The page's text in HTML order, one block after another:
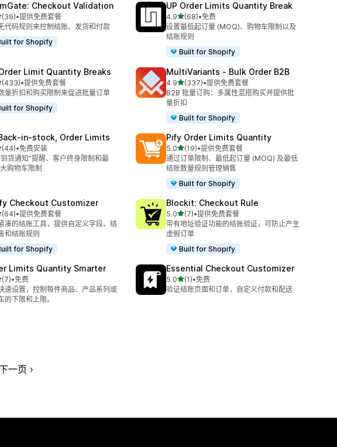
Checkout Validation
（满分 5 星）
(39)条评论
•提供免费套餐
代码规则来控制结账、发货和付款
for Shopify
UP Order Limits Quantity Break
4.9星（满分 5 星）
(68)
总共 68 条评论
•免费
设置最低起订量 (MOQ)、购物车限制以及
结账规则
Built for Shopify
Limit Quantity Breaks
（满分 5 星）
(433)条评论
•提供免费套餐
量折扣和购买限制来促进批量订单
for Shopify
MultiVariants ‑ Bulk Order B2B
4.9星（满分 5 星）
(337)
总共 337 条评论
•提供免费套餐
B2B 批量订购：多属性混搭购买并提供批
量折扣
Built for Shopify
Order Limits
（满分 5 星）
(44)条评论
•免费安装
货通知”提醒、客户终身限制和最
购物车限制
Pify Order Limits Quantity
5.0星（满分 5 星）
(19)
总共 19 条评论
•提供免费套餐
通过订单限制、最低起订量 (MOQ) 及最低
结账数量规则管理销售
Built for Shopify
Checkout Customizer
（满分 5 星）
(64)条评论
•提供免费套餐
凑的结账工具，提供自定义字段、结
和结账规则
for Shopify
Blockit: Checkout Rule
5.0星（满分 5 星）
(7)
总共 7 条评论
•提供免费套餐
带有地址验证功能的结账验证，可防止产生
虚假订单
Built for Shopify
Limits Quantity Smarter
满分 5 星）
(7)条评论
•免费
速设置，控制每件商品、产品系列或
的下限和上限。
Essential Checkout Customizer
5.0星（满分 5 星）
(1)
总共 1 条评论
•免费
验证结账页面和订单，自定义付款和配送
一页